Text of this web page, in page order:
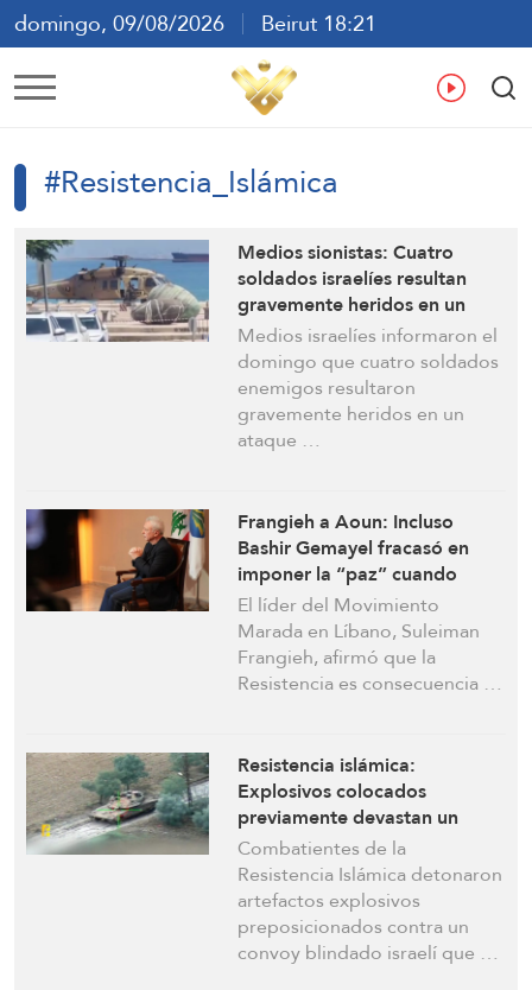
domingo, 09/08/2026
Beirut 18:21
ع En
#Resistencia_Islámica
Medios sionistas: Cuatro
soldados israelíes resultan
gravemente heridos en un
ataque en el sur del Líbano
Medios israelíes informaron el
domingo que cuatro soldados
enemigos resultaron
gravemente heridos en un
ataque …
Frangieh a Aoun: Incluso
Bashir Gemayel fracasó en
imponer la “paz” cuando
había tanques israelíes en
Beirut
El líder del Movimiento
Marada en Líbano, Suleiman
Frangieh, afirmó que la
Resistencia es consecuencia …
Resistencia islámica:
Explosivos colocados
previamente devastan un
convoy blindado israelí entre
Taybeh y Deir siryan
Combatientes de la
Resistencia Islámica detonaron
artefactos explosivos
preposicionados contra un
convoy blindado israelí que …